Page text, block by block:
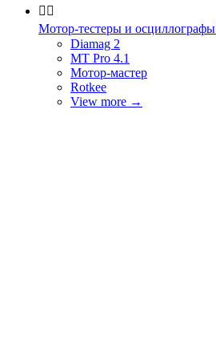
 
Мотор-тестеры и осциллографы
Diamag 2
MT Pro 4.1
Мотор-мастер
Rotkee
View more →